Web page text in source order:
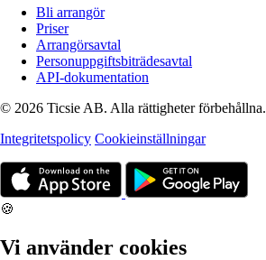
Bli arrangör
Priser
Arrangörsavtal
Personuppgiftsbiträdesavtal
API-dokumentation
© 2026 Ticsie AB. Alla rättigheter förbehållna.
Integritetspolicy Cookieinställningar
🍪
Vi använder cookies